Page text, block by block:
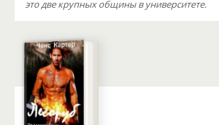
это две крупных общины в университете.